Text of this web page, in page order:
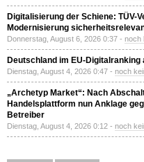
Digitalisierung der Schiene: TÜV-
Modernisierung
Donnerstag, August 6, 2026 0:37 - noch
Deutschland im EU-Digitalranking
Dienstag, August 4, 2026 0:47 - noch
„Archetyp Market“: Nach
Handelsplattform nun Anklage
Betreiber
Dienstag, August 4, 2026 0:12 - noch